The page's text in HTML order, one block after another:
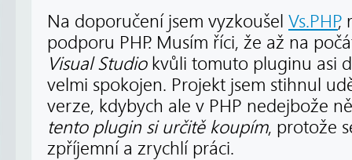
Na doporučení jsem vyzkoušel Vs.PHP,
podporu PHP. Musím říci, že až na
Visual Studiokvůli tomuto pluginu asi
velmi spokojen. Projekt jsem stihnul
verze, kdybych ale v PHP nedejbože
tento plugin si určitě koupím, protože
zpříjemní a zrychlí práci.